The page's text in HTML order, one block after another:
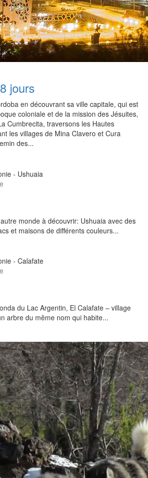
jours
en découvrant sa ville capitale, qui est
coloniale et de la mission des Jésuites,
Cumbrecita, traversons les Hautes
les villages de Mina Clavero et Cura
des...
monde à découvrir: Ushuaia avec des
et maisons de différents couleurs...
du Lac Argentin, El Calafate – village
arbre du même nom qui habite...